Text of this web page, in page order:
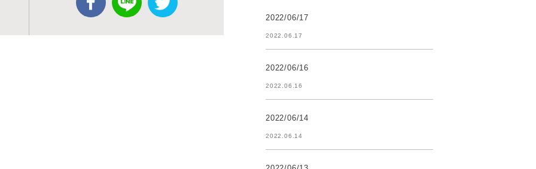
2022/06/17
2022.06.17
2022/06/16
2022.06.16
2022/06/14
2022.06.14